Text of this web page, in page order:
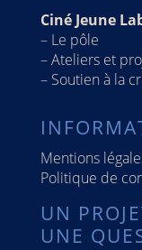
Ciné Jeune
– Le pôle
–Ateliers et
– Soutien à la
Mentions
Politique de
UN
UNE